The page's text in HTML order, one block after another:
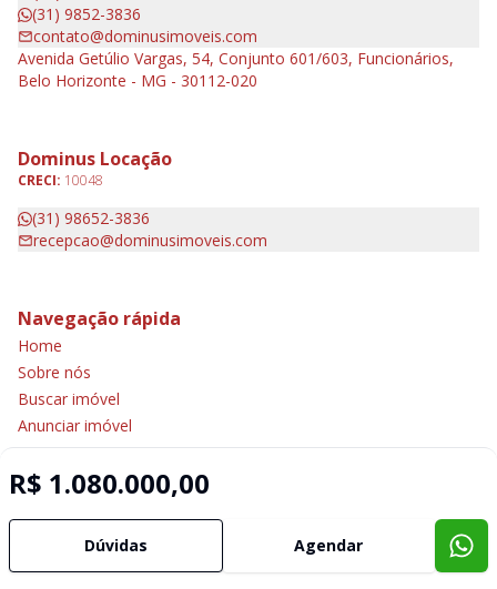
R$ 1.080.000,00
Dúvidas Agendar
(31) 9852-3836
contato@dominusimoveis.com
Avenida Getúlio Vargas, 54, Conjunto 601/603, Funcionários,
Belo Horizonte - MG - 30112-020
Dominus Locação
CRECI: 10048
(31) 98652-3836
recepcao@dominusimoveis.com
Navegação rápida
Home
Sobre nós
Buscar imóvel
Anunciar imóvel
Contato
Imobiliária Certificada:
Selo de Tecnologia Loft